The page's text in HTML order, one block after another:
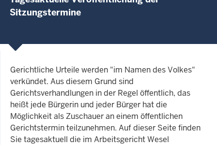
Sitzungstermine
Gerichtliche Urteile werden "im Namen des Volkes"
verkündet. Aus diesem Grund sind
Gerichtsverhandlungen in der Regel öffentlich, das
heißt jede Bürgerin und jeder Bürger hat die
Möglichkeit als Zuschauer an einem öffentlichen
Gerichtstermin teilzunehmen. Auf dieser Seite finden
Sie tagesaktuell die im Arbeitsgericht Wesel